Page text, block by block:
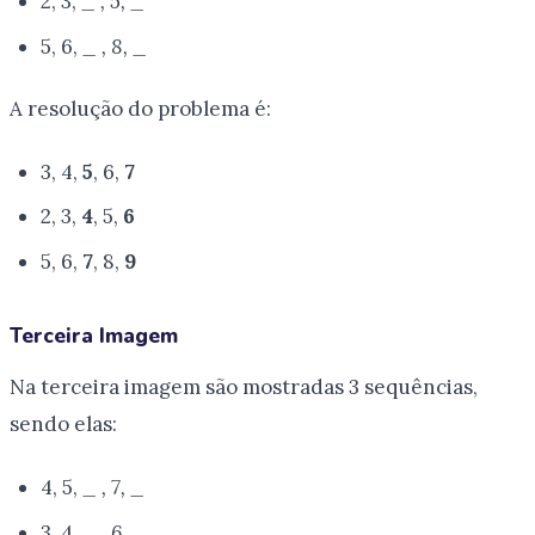
5, 6,
_ , 8, _
A resolução do problema é:
3, 4, 5, 6, 7
2, 3, 4, 5, 6
5, 6, 7, 8, 9
Terceira Imagem
Na terceira imagem são mostradas 3 sequências,
sendo elas:
4, 5,
_ , 7, _